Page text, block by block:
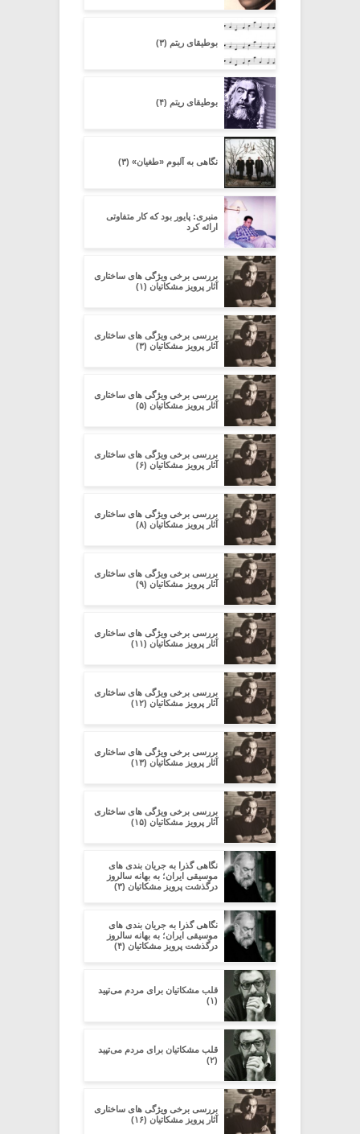
بوطیقای ریتم (۳)
بوطیقای ریتم (۴)
نگاهی به آلبوم «طغیان» (۳)
منبری: پایور بود که کار متفاوتی
ارائه کرد
بررسی برخی ویژگی های ساختاری
آثار پرویز مشکاتیان (۱)
بررسی برخی ویژگی های ساختاری
آثار پرویز مشکاتیان (۳)
بررسی برخی ویژگی های ساختاری
آثار پرویز مشکاتیان (۵)
بررسی برخی ویژگی های ساختاری
آثار پرویز مشکاتیان (۶)
بررسی برخی ویژگی های ساختاری
آثار پرویز مشکاتیان (۸)
بررسی برخی ویژگی های ساختاری
آثار پرویز مشکاتیان (۹)
بررسی برخی ویژگی های ساختاری
آثار پرویز مشکاتیان (۱۱)
بررسی برخی ویژگی های ساختاری
آثار پرویز مشکاتیان (۱۲)
بررسی برخی ویژگی های ساختاری
آثار پرویز مشکاتیان (۱۳)
بررسی برخی ویژگی های ساختاری
آثار پرویز مشکاتیان (۱۵)
نگاهی گذرا به جریان بندی های
موسیقی ایران؛ به بهانه سالروز
درگذشت پرویز مشکاتیان (۳)
نگاهی گذرا به جریان بندی های
موسیقی ایران؛ به بهانه سالروز
درگذشت پرویز مشکاتیان (۴)
قلب مشکاتیان برای مردم می‌تپید
(۱)
قلب مشکاتیان برای مردم می‌تپید
(۲)
بررسی برخی ویژگی های ساختاری
آثار پرویز مشکاتیان (۱۶)